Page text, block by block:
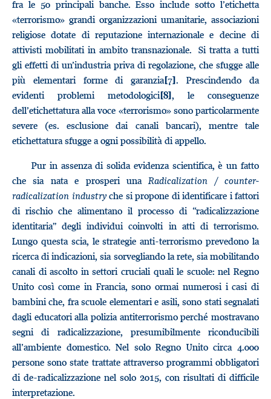
fra le 50 principali banche. Esso include sotto l’etichetta
«terrorismo» grandi organizzazioni umanitarie, associazioni
religiose dotate di reputazione internazionale e decine di
attivisti mobilitati in ambito transnazionale. Si tratta a tutti
gli effetti di un’industria priva di regolazione, che sfugge alle
più elementari forme di garanzia[7]. Prescindendo da
evidenti problemi metodologici[8], le conseguenze
dell’etichettatura alla voce «terrorismo» sono particolarmente
severe (es. esclusione dai canali bancari), mentre tale
etichettatura sfugge a ogni possibilità di appello.
Pur in assenza di solida evidenza scientifica, è un fatto
che sia nata e prosperi unaRadicalization / counter-
radicalization industryche si propone di identificare i fattori
di rischio che alimentano il processo di “radicalizzazione
identitaria” degli individui coinvolti in atti di terrorismo.
Lungo questa scia, le strategie anti-terrorismo prevedono la
ricerca di indicazioni, sia sorvegliando la rete, sia mobilitando
canali di ascolto in settori cruciali quali le scuole: nel Regno
Unito così come in Francia, sono ormai numerosi i casi di
bambini che, fra scuole elementari e asili, sono stati segnalati
dagli educatori alla polizia antiterrorismo perché mostravano
segni di radicalizzazione, presumibilmente riconducibili
all’ambiente domestico. Nel solo Regno Unito circa 4.000
persone sono state trattate attraverso programmi obbligatori
di de-radicalizzazione nel solo 2015, con risultati di difficile
interpretazione.